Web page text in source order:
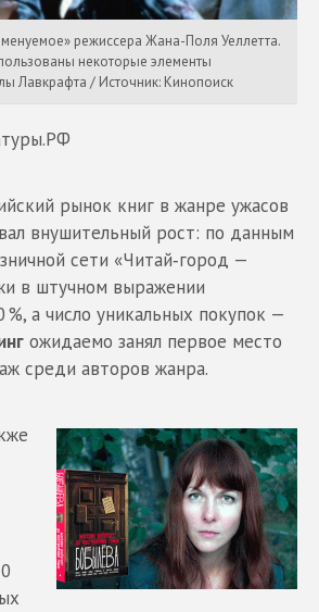
режиссера Жана-Поля Уеллетта.
некоторые элементы
Лавкрафта / Источник: Кинопоиск
рынок книг в жанре ужасов
внушительный рост: по данным
сети «Читай‑город —
в штучном выражении
%, а число уникальных покупок —
ожидаемо занял первое место
среди авторов жанра.